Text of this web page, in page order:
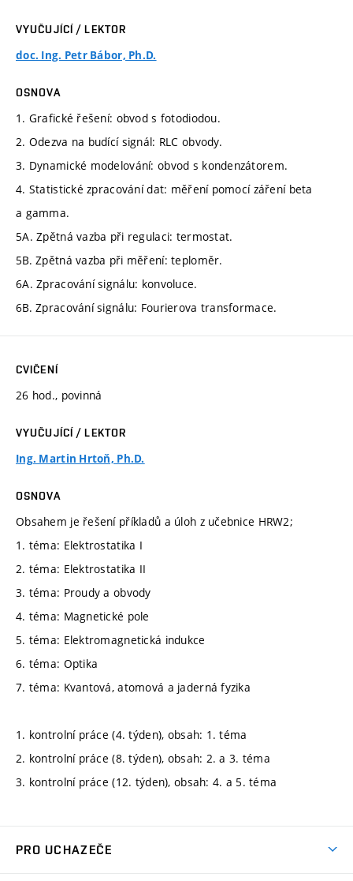
VYUČUJÍCÍ / LEKTOR
doc. Ing. Petr Bábor, Ph.D.
OSNOVA
1. Grafické řešení: obvod s fotodiodou.
2. Odezva na budící signál: RLC obvody.
3. Dynamické modelování: obvod s kondenzátorem.
4. Statistické zpracování dat: měření pomocí záření beta
a gamma.
5A. Zpětná vazba při regulaci: termostat.
5B. Zpětná vazba při měření: teploměr.
6A. Zpracování signálu: konvoluce.
6B. Zpracování signálu: Fourierova transformace.
CVIČENÍ
26 hod., povinná
VYUČUJÍCÍ / LEKTOR
Ing. Martin Hrtoň, Ph.D.
OSNOVA
Obsahem je řešení příkladů a úloh z učebnice HRW2;
1. téma: Elektrostatika I
2. téma: Elektrostatika II
3. téma: Proudy a obvody
4. téma: Magnetické pole
5. téma: Elektromagnetická indukce
6. téma: Optika
7. téma: Kvantová, atomová a jaderná fyzika
1. kontrolní práce (4. týden), obsah: 1. téma
2. kontrolní práce (8. týden), obsah: 2. a 3. téma
3. kontrolní práce (12. týden), obsah: 4. a 5. téma
PRO UCHAZEČE